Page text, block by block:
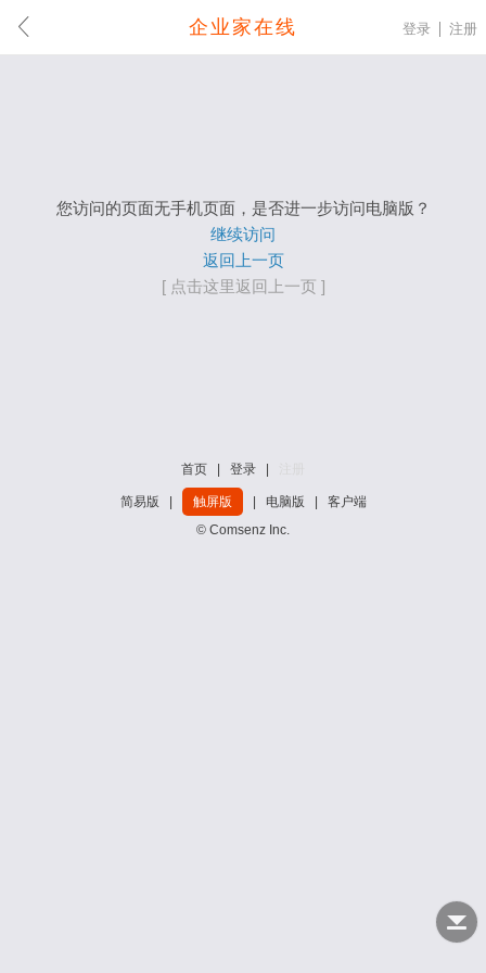
企业家在线 登录 注册
您访问的页面无手机页面，是否进一步访问电脑版？
继续访问
返回上一页
[ 点击这里返回上一页 ]
首页 登录
简易版 触屏版 电脑版
客户端
© Comsenz Inc.